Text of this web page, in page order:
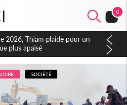
0
2026, les convocations
du samedi
SOCIÉTÉ